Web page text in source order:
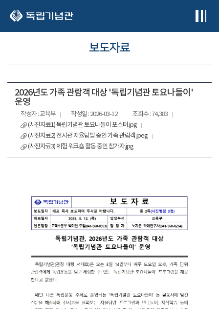
보도자료
2026년도 가족 관람객 대상 '독립기념관 토요나들이'
운영
작성자 : 교육부 작성일 : 2026-03-12
조회수 : 74,383
(사진자료1) 독립기념관 토요나들이 포스터.jpg
(사진자료2) 전시관 자율탐방 중인 가족 관람객.jpeg
(사진자료3) 체험 워크숍 활동 중인 참가자.jpg